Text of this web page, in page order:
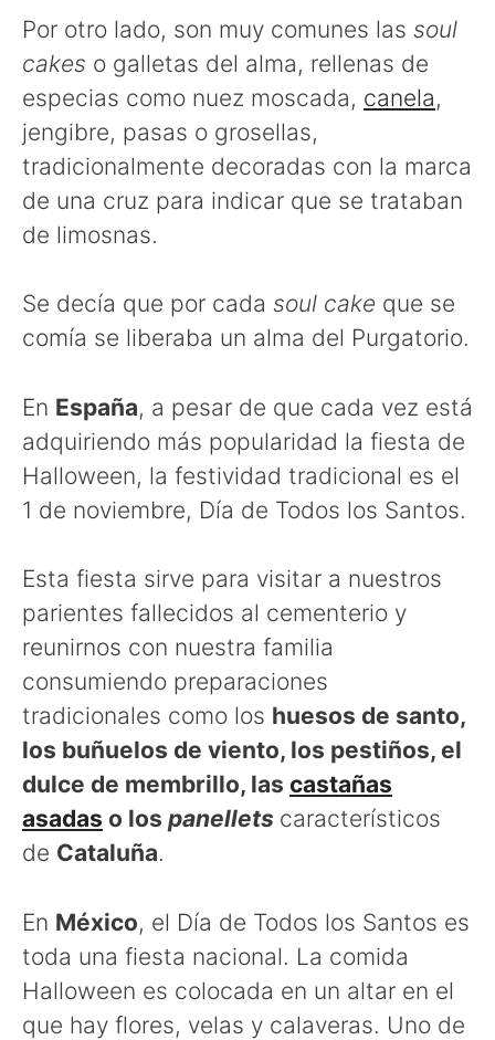
Por otro lado, son muy comunes las soul
cakes o galletas del alma, rellenas de
especias como nuez moscada, canela,
jengibre, pasas o grosellas,
tradicionalmente decoradas con la marca
de una cruz para indicar que se trataban
de limosnas.
Se decía que por cada soul cake que se
comía se liberaba un alma del Purgatorio.
En España, a pesar de que cada vez está
adquiriendo más popularidad la fiesta de
Halloween, la festividad tradicional es el
1 de noviembre, Día de Todos los Santos.
Esta fiesta sirve para visitar a nuestros
parientes fallecidos al cementerio y
reunirnos con nuestra familia
consumiendo preparaciones
tradicionales como los huesos de santo,
los buñuelos de viento, los pestiños, el
dulce de membrillo, las castañas
asadas o los panellets característicos
de Cataluña.
En México, el Día de Todos los Santos es
toda una fiesta nacional. La comida
Halloween es colocada en un altar en el
que hay flores, velas y calaveras. Uno de